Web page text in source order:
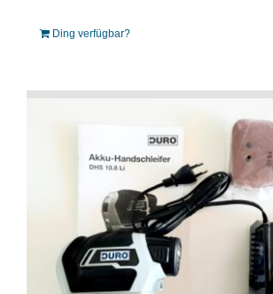
Ding verfügbar?